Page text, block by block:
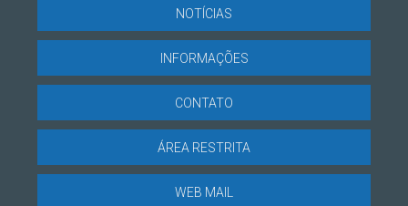
NOTÍCIAS
INFORMAÇÕES
CONTATO
ÁREA RESTRITA
WEB MAIL